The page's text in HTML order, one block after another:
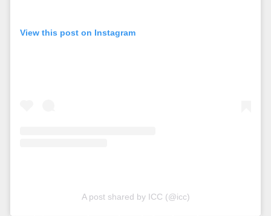
View this post on Instagram
A post shared by ICC (@icc)